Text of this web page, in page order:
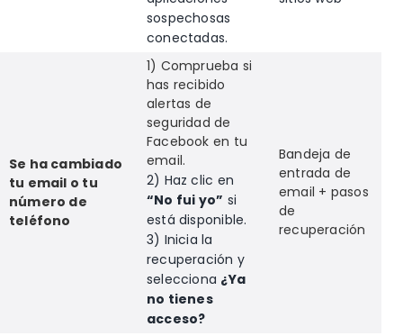
sospechosas
conectadas.
Se ha cambiado
tu email o tu
número de
teléfono
1) Comprueba si
has recibido
alertas de
seguridad de
Facebook en tu
email.
2) Haz clic en
“No fui yo” si
está disponible.
3) Inicia la
recuperación y
selecciona ¿Ya
no tienes
acceso?
Bandeja de
entrada de
email + pasos
de
recuperación